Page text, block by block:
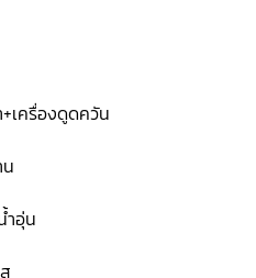
เครื่องดูดควัน
ำอุ่น